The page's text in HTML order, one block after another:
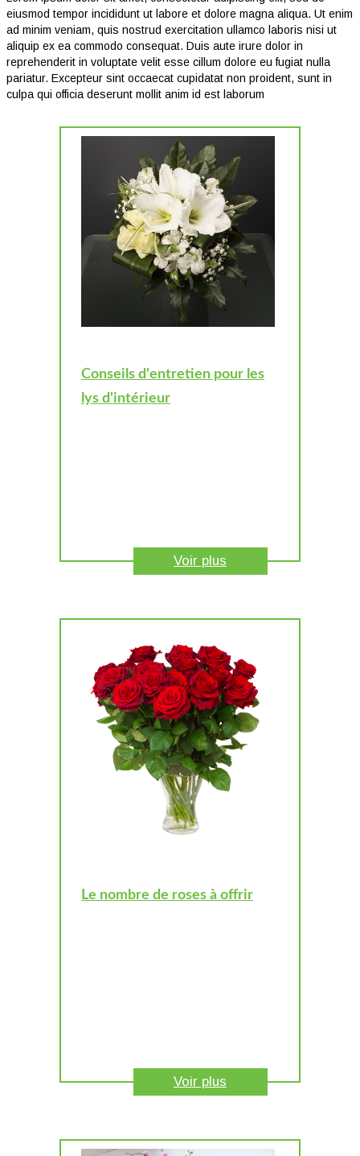
eiusmod tempor incididunt ut labore et dolore magna aliqua. Ut enim
ad minim veniam, quis nostrud exercitation ullamco laboris nisi ut
aliquip ex ea commodo consequat. Duis aute irure dolor in
reprehenderit in voluptate velit esse cillum dolore eu fugiat nulla
pariatur. Excepteur sint occaecat cupidatat non proident, sunt in
culpa qui officia deserunt mollit anim id est laborum
Conseils d'entretien pour les
lys d'intérieur
Voir plus
Le nombre de roses à offrir
Voir plus